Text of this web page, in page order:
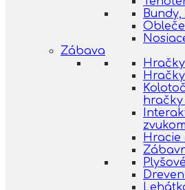
Zábava
hračky
Hracie